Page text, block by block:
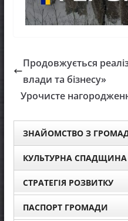
Продовжується
влади та бізнесу»
Урочисте
ЗНАЙОМСТВО З
КУЛЬТУРНА
СТРАТЕГІЯ РОЗВИТКУ
ПАСПОРТ ГРОМАДИ